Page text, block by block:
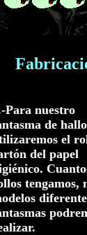
Para nuestro
de
el
del papel
tengamos,